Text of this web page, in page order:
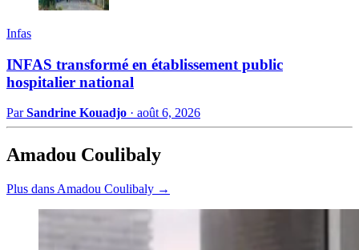
Infas
INFAS transformé en établissement public
hospitalier national
ParSandrine Kouadjo · août 6, 2026
Amadou Coulibaly
Plus dans Amadou Coulibaly →